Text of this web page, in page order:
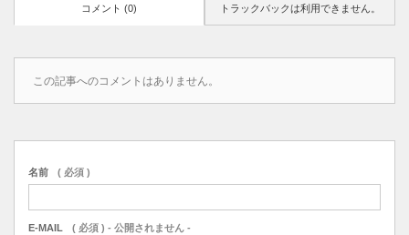
コメント (0) トラックバックは利用できません。
この記事へのコメントはありません。
名前 ( 必須 )
E-MAIL ( 必須 ) - 公開されません -